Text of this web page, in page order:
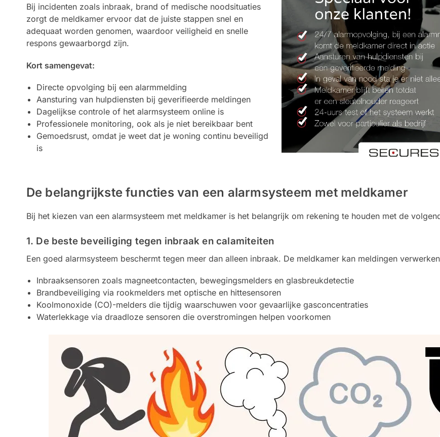
Bij incidenten zoals inbraak, brand of medische noodsituaties
zorgt de meldkamer ervoor dat de juiste stappen snel en
adequaat worden genomen, waardoor veiligheid en snelle
respons gewaarborgd zijn.
Kort samengevat:
Directe opvolging bij een alarmmelding
Aansturing van hulpdiensten bij geverifieerde meldingen
Dagelijkse controle of het alarmsysteem online is
Professionele monitoring, ook als je niet bereikbaar bent
Gemoedsrust, omdat je weet dat je woning continu beveiligd
is
De belangrijkste functies van een alarmsysteem met meldkamer
Bij het kiezen van een alarmsysteem met meldkamer is het belangrijk om rekening te houden met de
1. De beste beveiliging tegen inbraak en calamiteiten
Een goed alarmsysteem beschermt tegen meer dan alleen inbraak. De meldkamer kan meldingen
Inbraaksensoren zoals magneetcontacten, bewegingsmelders en glasbreukdetectie
Brandbeveiliging via rookmelders met optische en hittesensoren
Koolmonoxide (CO)-melders die tijdig waarschuwen voor gevaarlijke gasconcentraties
Waterlekkage via draadloze sensoren die overstromingen helpen voorkomen